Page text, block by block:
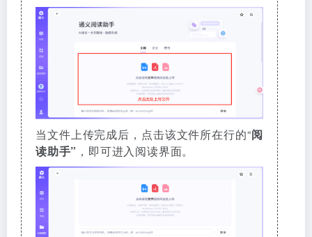
当文件上传完成后，点击该文件所在行的“阅
读助手” ，即可进入阅读界面。